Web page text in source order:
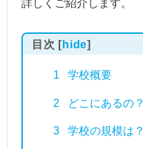
詳しくご紹介します。
目次 [hide]
1 学校概要
2 どこにあるの？
3 学校の規模は？